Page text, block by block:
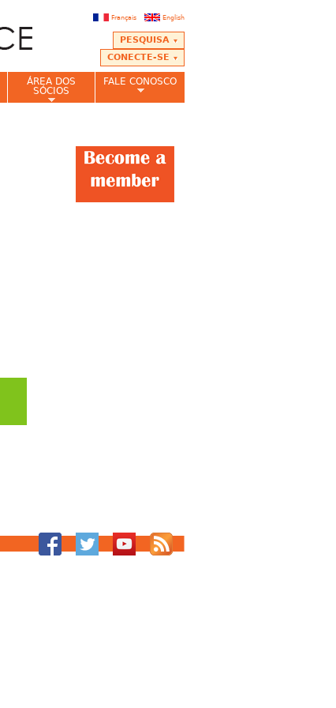
English
Français
PESQUISA
CONECTE-SE
ÁREA DOS
SÓCIOS
FALE CONOSCO